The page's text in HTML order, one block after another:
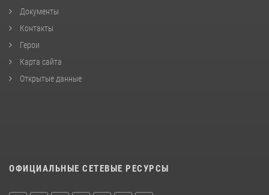
Документы
Контакты
Герои
Карта сайта
Открытые данные
ОФИЦИАЛЬНЫЕ СЕТЕВЫЕ РЕСУРСЫ